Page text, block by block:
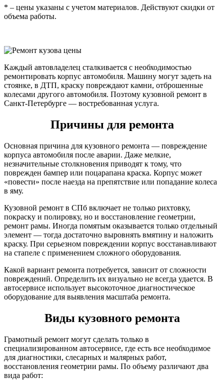
* – цены указаны с учетом материалов. Действуют скидки от
объема работы.
Каждый автовладелец сталкивается с необходимостью
ремонтировать корпус автомобиля. Машину могут задеть на
стоянке, в ДТП, краску повреждают камни, отброшенные
колесами другого автомобиля. Поэтому кузовной ремонт в
Санкт-Петербурге — востребованная услуга.
Причины для ремонта
Основная причина для кузовного ремонта — повреждение
корпуса автомобиля после аварии. Даже мелкие,
незначительные столкновения приводят к тому, что
поврежден бампер или поцарапана краска. Корпус может
«повести» после наезда на препятствие или попадание колеса
в яму.
Кузовной ремонт в СПб включает не только рихтовку,
покраску и полировку, но и восстановление геометрии,
ремонт рамы. Иногда помятым оказывается только отдельный
элемент — тогда достаточно выровнять вмятину и наложить
краску. При серьезном повреждении корпус восстанавливают
на стапеле с применением сложного оборудования.
Какой вариант ремонта потребуется, зависит от сложности
повреждений. Определить их визуально не всегда удается. В
автосервисе использует высокоточное диагностическое
оборудование для выявления масштаба ремонта.
Виды кузовного ремонта
Грамотный ремонт могут сделать только в
специализированном автосервисе, где есть все необходимое
для диагностики, слесарных и малярных работ,
восстановления геометрии рамы. По объему различают два
вида работ: